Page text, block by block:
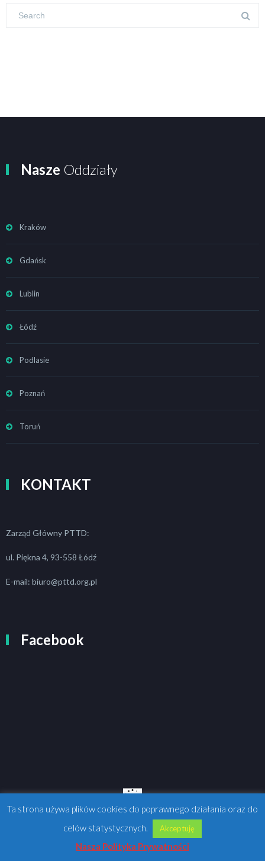
Nasze Oddziały
Kraków
Gdańsk
Lublin
Łódź
Podlasie
Poznań
Toruń
KONTAKT
Zarząd Główny PTTD:
ul. Piękna 4, 93-558 Łódź
E-mail: biuro@pttd.org.pl
Facebook
Ta strona używa plików cookies do poprawnego działania oraz do
celów statystycznych.
Akceptuję
Nasza Polityka Prywatności